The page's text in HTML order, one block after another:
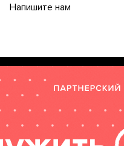
Напишите нам